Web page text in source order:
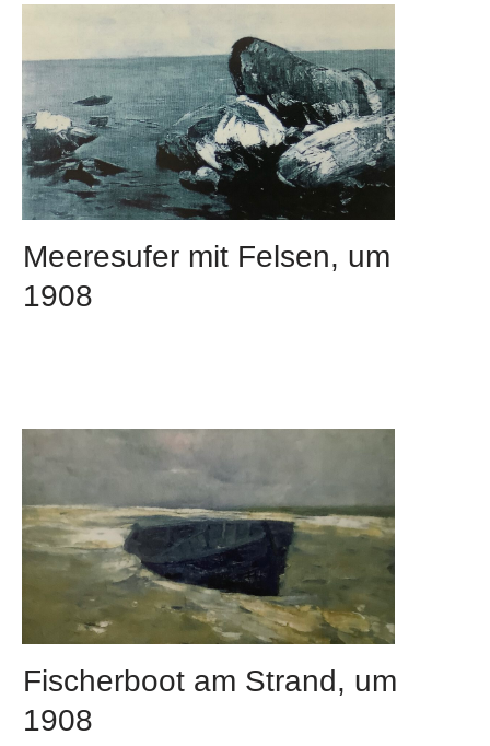
Meeresufer mit Felsen, um
1908
Fischerboot am Strand, um
1908